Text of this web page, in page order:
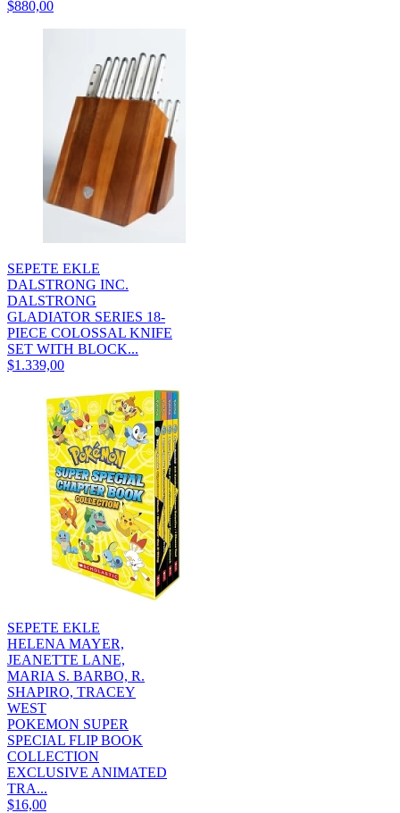
$880,00
SEPETE EKLE
DALSTRONG INC.
DALSTRONG
GLADIATOR SERIES 18-
PIECE COLOSSAL KNIFE
SET WITH BLOCK...
$1.339,00
SEPETE EKLE
HELENA MAYER,
JEANETTE LANE,
MARIA S. BARBO, R.
SHAPIRO, TRACEY
WEST
POKEMON SUPER
SPECIAL FLIP BOOK
COLLECTION
EXCLUSIVE ANIMATED
TRA...
$16,00